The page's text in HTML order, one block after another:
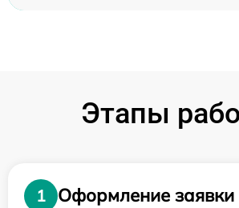
Этапы
1
Оформление заявки